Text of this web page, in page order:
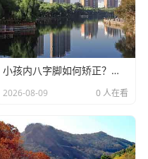
小孩内八字脚如何矫正？家长必看的科学指南与居家训练方法-小孩内八字脚如何矫正
2026-08-09 0 人在看